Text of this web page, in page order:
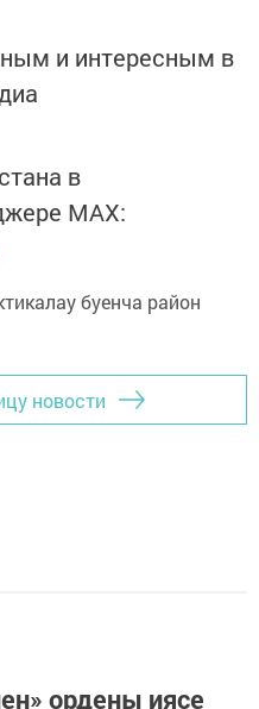
и интересным в
в
MАХ:
новости
ордены иясе